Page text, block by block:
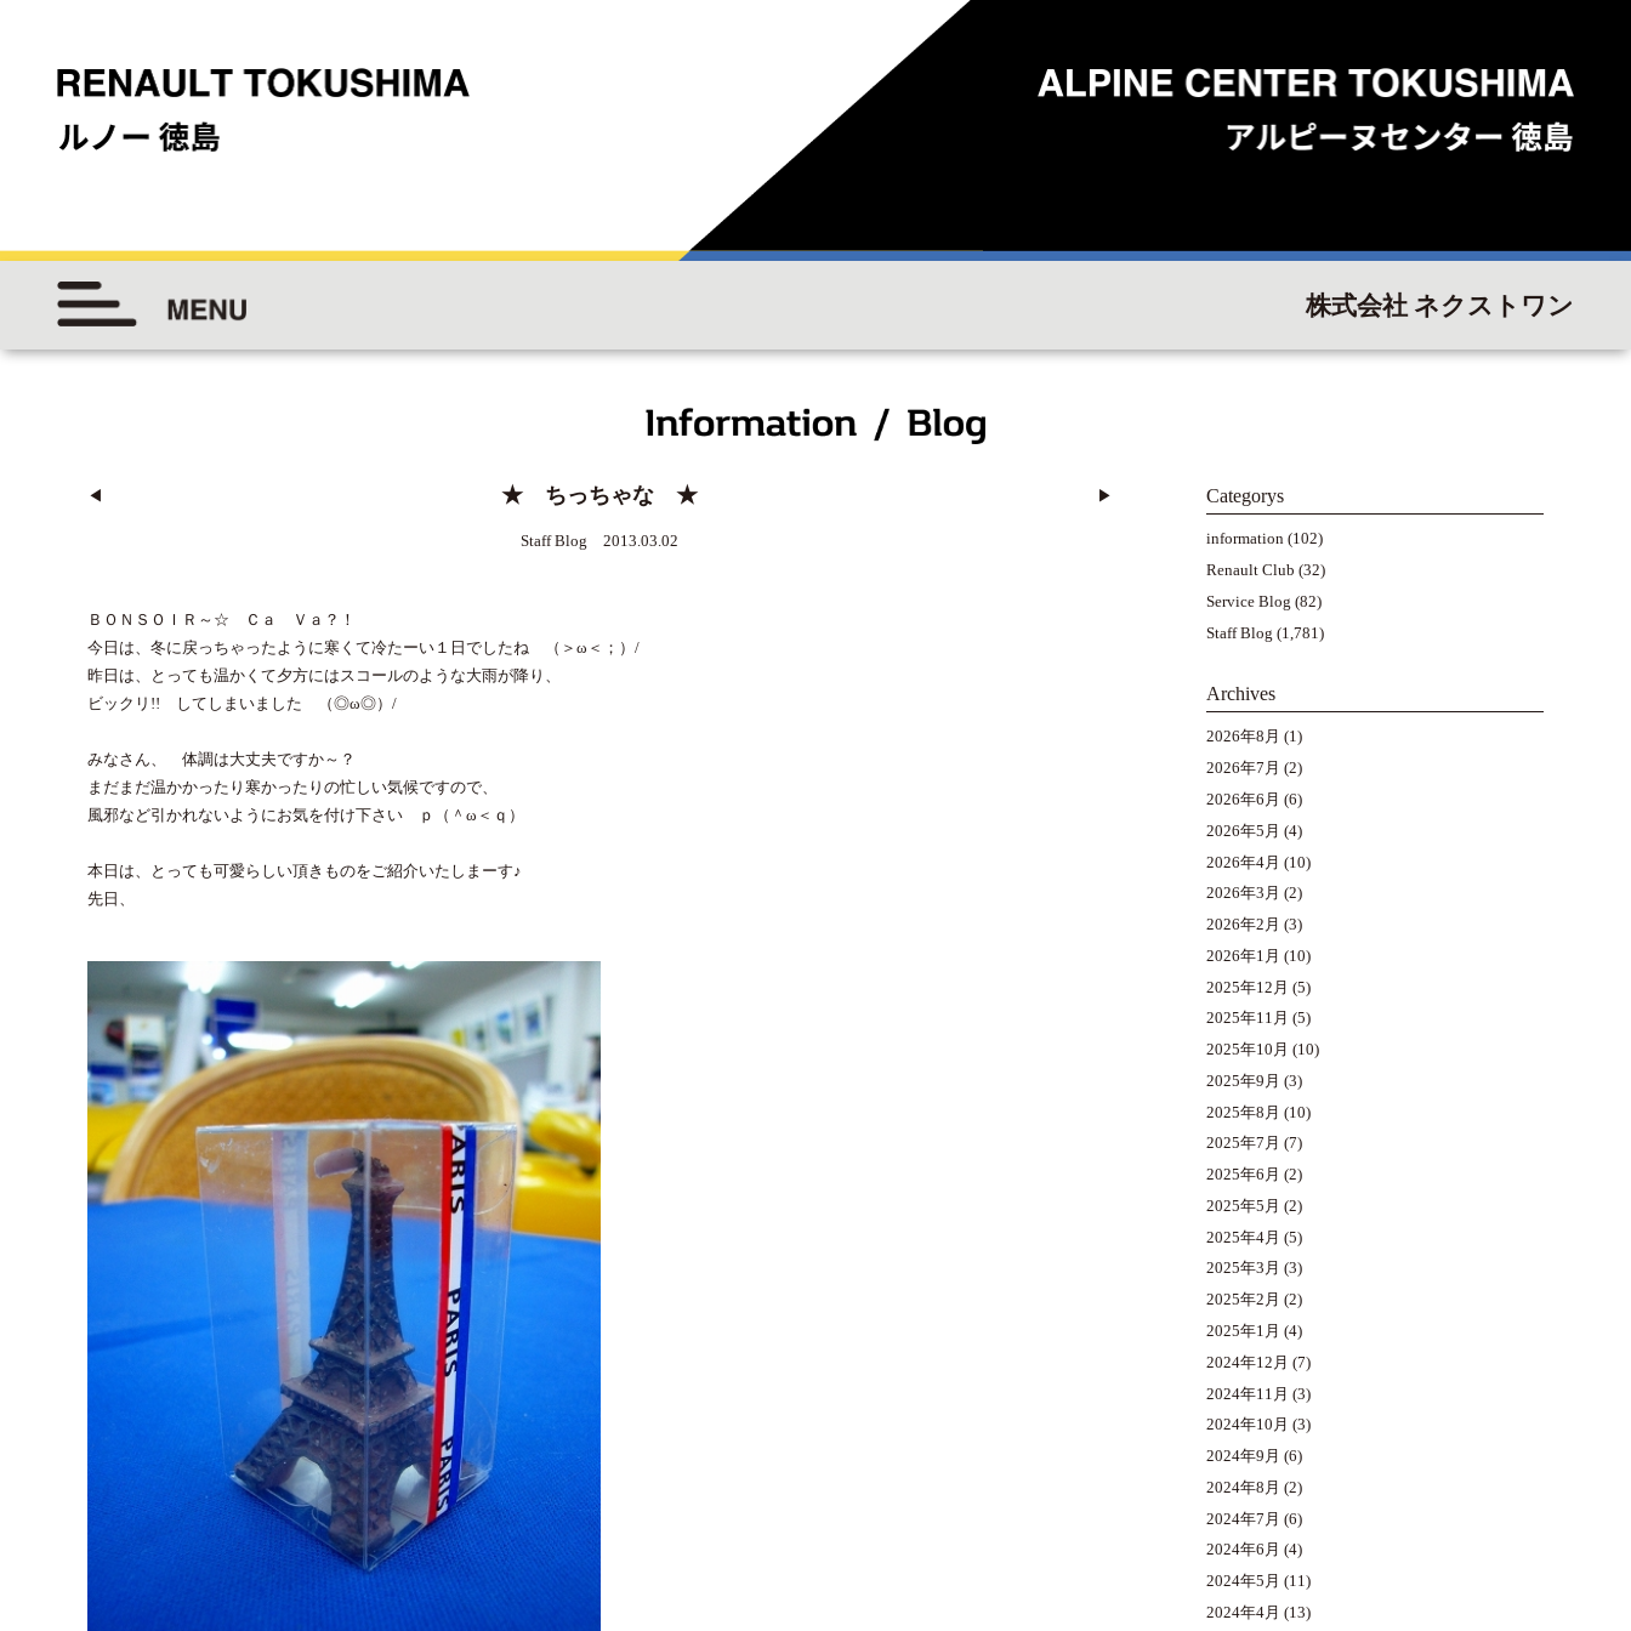
株式会社 ネクストワン
◀︎ ★ ちっちゃな ★
Staff Blog 2013.03.02
▶︎
ＢＯＮＳＯＩＲ～☆ Ｃａ Ｖａ？！
今日は、冬に戻っちゃったように寒くて冷たーい１日でしたね （＞ω＜；）/
昨日は、とっても温かくて夕方にはスコールのような大雨が降り、
ビックリ!! してしまいました （◎ω◎）/
みなさん、 体調は大丈夫ですか～？
まだまだ温かかったり寒かったりの忙しい気候ですので、
風邪など引かれないようにお気を付け下さい ｐ（＾ω＜ｑ）
本日は、とっても可愛らしい頂きものをご紹介いたしまーす♪
先日、
Categorys
information(102)
Renault Club (32)
Service Blog (82)
Staff Blog (1,781)
Archives
2026年8月 (1)
2026年7月 (2)
2026年6月 (6)
2026年5月 (4)
2026年4月 (10)
2026年3月 (2)
2026年2月 (3)
2026年1月 (10)
2025年12月 (5)
2025年11月 (5)
2025年10月 (10)
2025年9月 (3)
2025年8月 (10)
2025年7月 (7)
2025年6月 (2)
2025年5月 (2)
2025年4月 (5)
2025年3月 (3)
2025年2月 (2)
2025年1月 (4)
2024年12月 (7)
2024年11月 (3)
2024年10月 (3)
2024年9月 (6)
2024年8月 (2)
2024年7月 (6)
2024年6月 (4)
2024年5月 (11)
2024年4月 (13)